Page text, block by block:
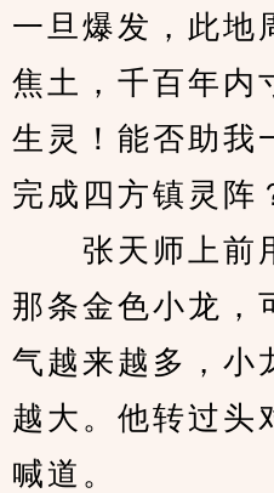
一旦爆发，此地
焦土，千百年内
生灵！能否助我
完成四方镇灵阵
张天师上前
那条金色小龙，
气越来越多，小
越大。他转过头
喊道。